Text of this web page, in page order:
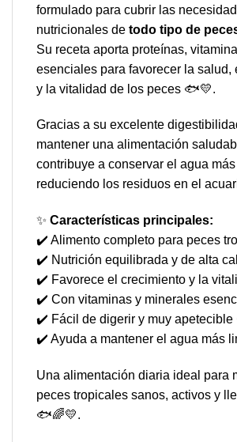
formulado para cubrir las
nutricionales de todo tipo de
Su receta aporta proteínas,
esenciales para favorecer la salud,
y la vitalidad de los peces 🐟💛.
Gracias a su excelente
mantener una alimentación
contribuye a conservar el agua
reduciendo los residuos en el
✨ Características principales:
✔️ Alimento completo para peces
✔️ Nutrición equilibrada y de alta
✔️ Favorece el crecimiento y la
✔️ Con vitaminas y minerales
✔️ Fácil de digerir y muy apetecible
✔️ Ayuda a mantener el agua más
Una alimentación diaria ideal para
peces tropicales sanos, activos y
🐟🌈💛.